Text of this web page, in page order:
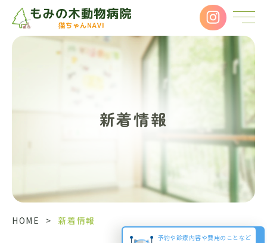
新着情報
HOME > 新着情報
予約や診療内容や費用のことなど